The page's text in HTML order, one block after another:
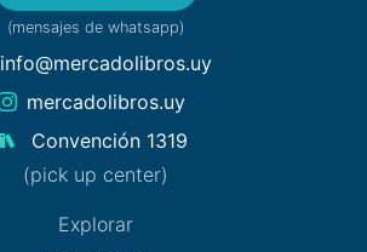
(mensajes de whatsapp)
info@mercadolibros.uy
mercadolibros.uy
Convención 1319
(pick up center)
Explorar